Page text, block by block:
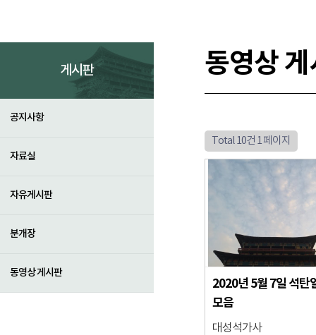
게시판
공지사항
자료실
자유게시판
분개장
동영상 게시판
동영상
Total 10건 1 페이지
2020년 5월 7일 석탄
모음
대성석가사